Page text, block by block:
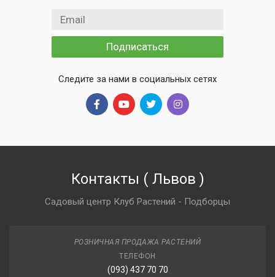
Email адрес
Подписаться
Следите за нами в социальных сетях
Контакты ( Львов )
Садовый центр Клуб Растений - Подборцы
РОЗНИЧНАЯ ПРОДАЖА РАСТЕНИЙ
ТЕЛЕФОН
(093) 437 70 70